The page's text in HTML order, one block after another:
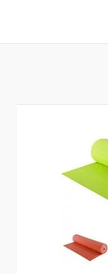
Відправка тільки
після
покупець). Товар
кольором або
малюнок